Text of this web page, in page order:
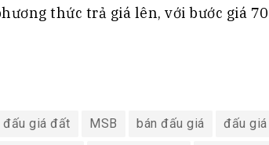
thức trả giá lên, với bước giá
đấu giá đất MSB bán đấu giá đấu